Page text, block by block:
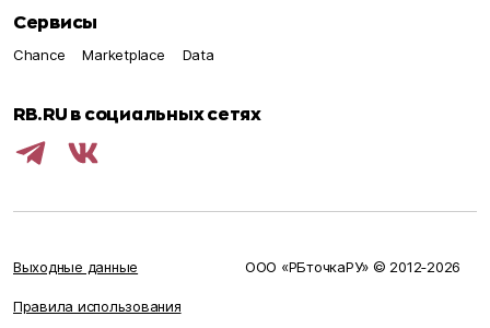
Сервисы
Chance Marketplace Data
RB.RU в социальных сетях
Выходные данные
Правила использования
ООО «РБточкаРУ» © 2012‑2026